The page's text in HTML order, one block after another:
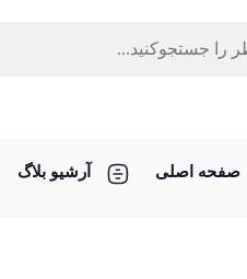
صفحه اصلی آرشیو بلاگ